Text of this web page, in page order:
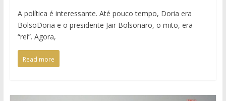
A política é interessante. Até pouco tempo, Doria era
BolsoDoria e o presidente Jair Bolsonaro, o mito, era
“rei”. Agora,
Read more